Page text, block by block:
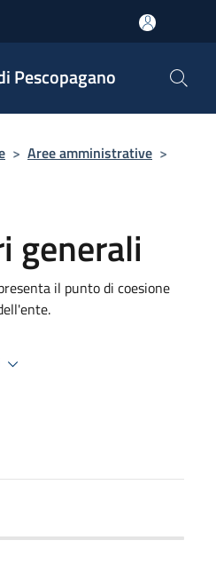
Pescopagano
> Aree amministrative >
generali
il punto di coesione